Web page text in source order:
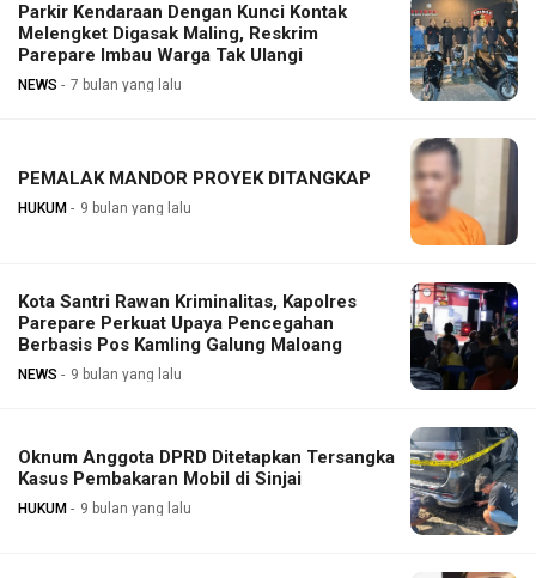
Parkir Kendaraan Dengan Kunci Kontak
Melengket Digasak Maling, Reskrim
Parepare Imbau Warga Tak Ulangi
NEWS 7 bulan yang lalu
PEMALAK MANDOR PROYEK DITANGKAP
HUKUM 9 bulan yang lalu
Kota Santri Rawan Kriminalitas, Kapolres
Parepare Perkuat Upaya Pencegahan
Berbasis Pos Kamling Galung Maloang
NEWS 9 bulan yang lalu
Oknum Anggota DPRD Ditetapkan Tersangka
Kasus Pembakaran Mobil di Sinjai
HUKUM 9 bulan yang lalu